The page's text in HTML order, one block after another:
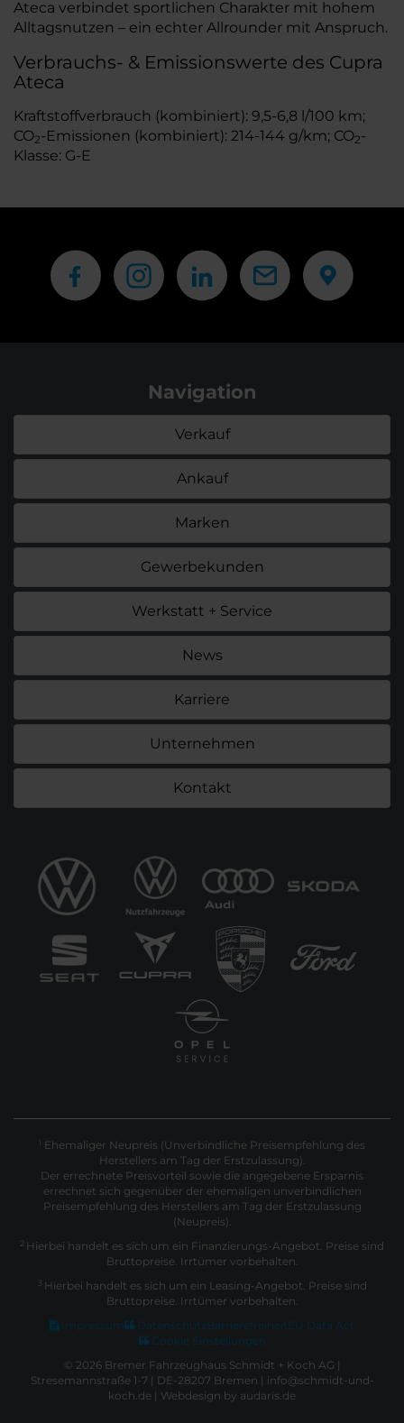
Ateca verbindet sportlichen Charakter mit hohem
Alltagsnutzen – ein echter Allrounder mit Anspruch.
Verbrauchs- & Emissionswerte des Cupra
Ateca
Kraftstoffverbrauch (kombiniert): 9,5-6,8 l/100 km;
CO2-Emissionen (kombiniert): 214-144 g/km; CO2-
Klasse: G-E
Navigation
Verkauf
Ankauf
Marken
Gewerbekunden
Werkstatt + Service
News
Karriere
Unternehmen
Kontakt
1 Ehemaliger Neupreis (Unverbindliche Preisempfehlung des
Herstellers am Tag der Erstzulassung).
Der errechnete Preisvorteil sowie die angegebene Ersparnis
errechnet sich gegenüber der ehemaligen unverbindlichen
Preisempfehlung des Herstellers am Tag der Erstzulassung
(Neupreis).
2 Hierbei handelt es sich um ein Finanzierungs-Angebot. Preise sind
Bruttopreise. Irrtümer vorbehalten.
3 Hierbei handelt es sich um ein Leasing-Angebot. Preise sind
Bruttopreise. Irrtümer vorbehalten.
Impressum
Datenschutz Barrierefreiheit EU Data Act
Cookie Einstellungen
© 2026 Bremer Fahrzeughaus Schmidt + Koch AG |
Stresemannstraße 1-7 | DE-28207 Bremen | info@schmidt-und-
koch.de | Webdesign by audaris.de